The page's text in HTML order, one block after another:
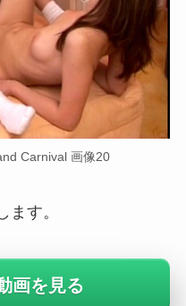
Carnival 画像20
す。
画を見る